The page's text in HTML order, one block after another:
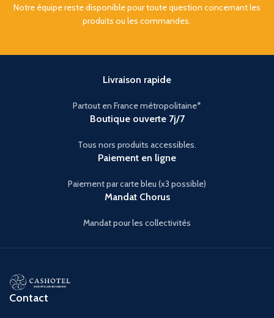
Notre équipe reste disponible pour toute question concernant les
produits ou les commandes.
Livraison rapide
Partout en France métropolitaine*
Boutique ouverte 7j/7
Tous nors produits accessibles.
Paiement en ligne
Paiement par carte bleu (x3 possible)
Mandat Chorus
Mandat pour les collectivités
Contact